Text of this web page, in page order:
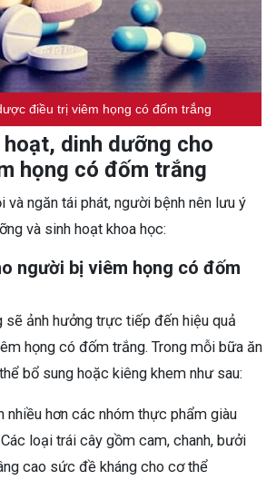
điều trị viêm họng có đốm trắng
dinh dưỡng cho
họng có đốm trắng
và ngăn tái phát, người bệnh nên lưu ý
và sinh hoạt khoa học:
người bị viêm họng có đốm
sẽ ảnh hưởng trực tiếp đến hiệu quả
họng có đốm trắng. Trong mỗi bữa ăn
bổ sung hoặc kiêng khem như sau:
nhiều hơn các nhóm thực phẩm giàu
loại trái cây gồm cam, chanh, bưởi
cao sức đề kháng cho cơ thể